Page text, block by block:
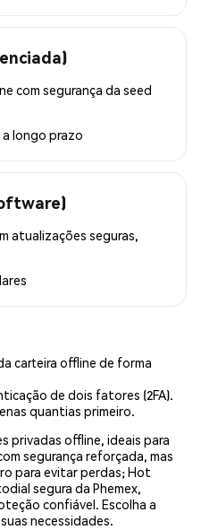
com segurança da seed
longo prazo
atualizações seguras,
carteira offline de forma
de dois fatores (2FA).
quantias primeiro.
privadas offline, ideais para
segurança reforçada, mas
para evitar perdas; Hot
segura da Phemex,
confiável. Escolha a
necessidades.